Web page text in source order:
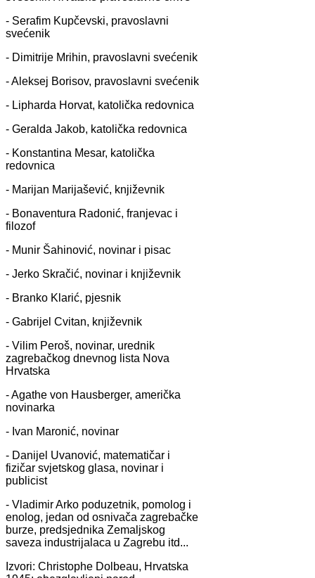
- Serafim Kupčevski, pravoslavni
svećenik
- Dimitrije Mrihin, pravoslavni svećenik
- Aleksej Borisov, pravoslavni svećenik
- Lipharda Horvat, katolička redovnica
- Geralda Jakob, katolička redovnica
- Konstantina Mesar, katolička
redovnica
- Marijan Marijašević, književnik
- Bonaventura Radonić, franjevac i
filozof
- Munir Šahinović, novinar i pisac
- Jerko Skračić, novinar i književnik
- Branko Klarić, pjesnik
- Gabrijel Cvitan, književnik
- Vilim Peroš, novinar, urednik
zagrebačkog dnevnog lista Nova
Hrvatska
- Agathe von Hausberger, američka
novinarka
- Ivan Maronić, novinar
- Danijel Uvanović, matematičar i
fizičar svjetskog glasa, novinar i
publicist
- Vladimir Arko poduzetnik, pomolog i
enolog, jedan od osnivača zagrebačke
burze, predsjednika Zemaljskog
saveza industrijalaca u Zagrebu itd...
Izvori: Christophe Dolbeau, Hrvatska